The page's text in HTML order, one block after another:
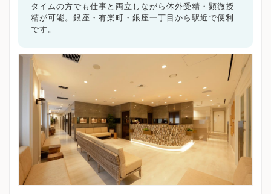
タイムの方でも仕事と両立しながら体外受精・顕微授
精が可能。銀座・有楽町・銀座一丁目から駅近で便利
です。